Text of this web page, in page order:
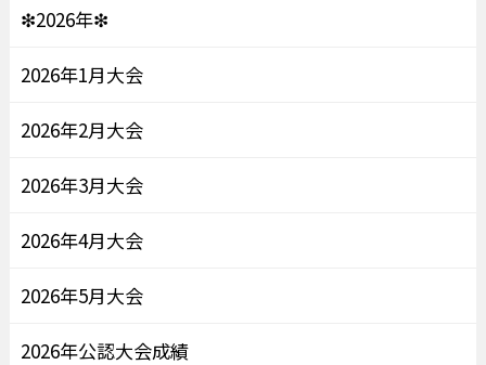
❇2026年❇
2026年1月大会
2026年2月大会
2026年3月大会
2026年4月大会
2026年5月大会
2026年公認大会成績